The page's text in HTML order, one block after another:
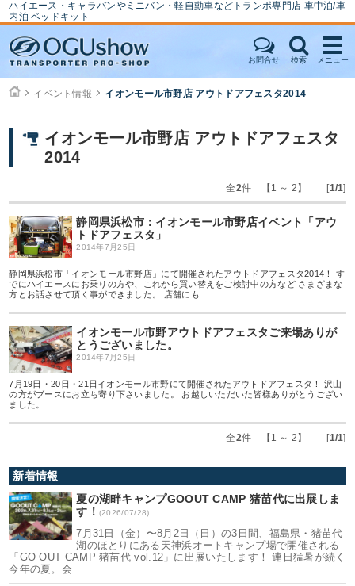
ハイエース・キャラバンやミニバン・軽自動車などトランポ専門店 車中泊/車
内泊 ベッドキット
お問合せ 検索 メニュー
イベント情報 イオンモール市野店 アウトドアフェスタ2014
イオンモール市野店 アウトドアフェスタ
2014
全2件 【1 ～ 2】 [1/1]
静岡県浜松市：イオンモール市野店イベント「アウ
トドアフェスタ」
2014年7月25日
静岡県浜松市「イオンモール市野店」にて開催されたアウトドアフェスタ2014！ す
でにハイエースにお乗りの方や、これから買い替えをご検討中の方など さまざまな
方とお話させて頂く事ができました。 店舗にも
イオンモール市野アウトドアフェスタご来場ありが
とうございました。
2014年7月25日
7月19日・20日・21日イオンモール市野にて開催されたアウトドアフェスタ！ 沢山
の方がブースにお立ち寄り下さいました。 お越しいただいた皆様ありがとうござい
ました。
全2件 【1 ～ 2】 [1/1]
新着情報
夏の湖畔キャンプGOOUT CAMP 猪苗代に出展しま
す！ (2026/07/28)
7月31日（金）〜8月2日（日）の3日間、福島県・猪苗代
湖のほとりにある天神浜オートキャンプ場で開催される
「GO OUT CAMP 猪苗代 vol.12」に出展いたします！ 連日猛暑が続く
今年の夏。会